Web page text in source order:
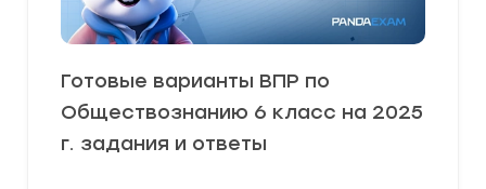
Готовые варианты ВПР по
Обществознанию 6 класс на 2025
г. задания и ответы